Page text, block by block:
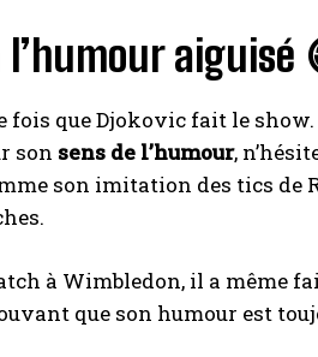
l’humour aiguisé
fois que Djokovic fait le
son sens de l’humour,
son imitation des tics de
à Wimbledon, il a même
que son humour est